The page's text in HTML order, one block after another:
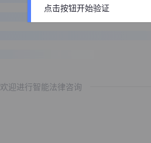
欢迎进行智能法律咨询
点击按钮开始验证